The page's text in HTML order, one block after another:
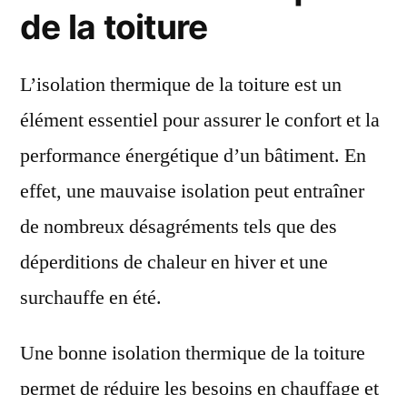
de la toiture
L’isolation thermique de la toiture est un
élément essentiel pour assurer le confort et la
performance énergétique d’un bâtiment. En
effet, une mauvaise isolation peut entraîner
de nombreux désagréments tels que des
déperditions de chaleur en hiver et une
surchauffe en été.
Une bonne isolation thermique de la toiture
permet de réduire les besoins en chauffage et